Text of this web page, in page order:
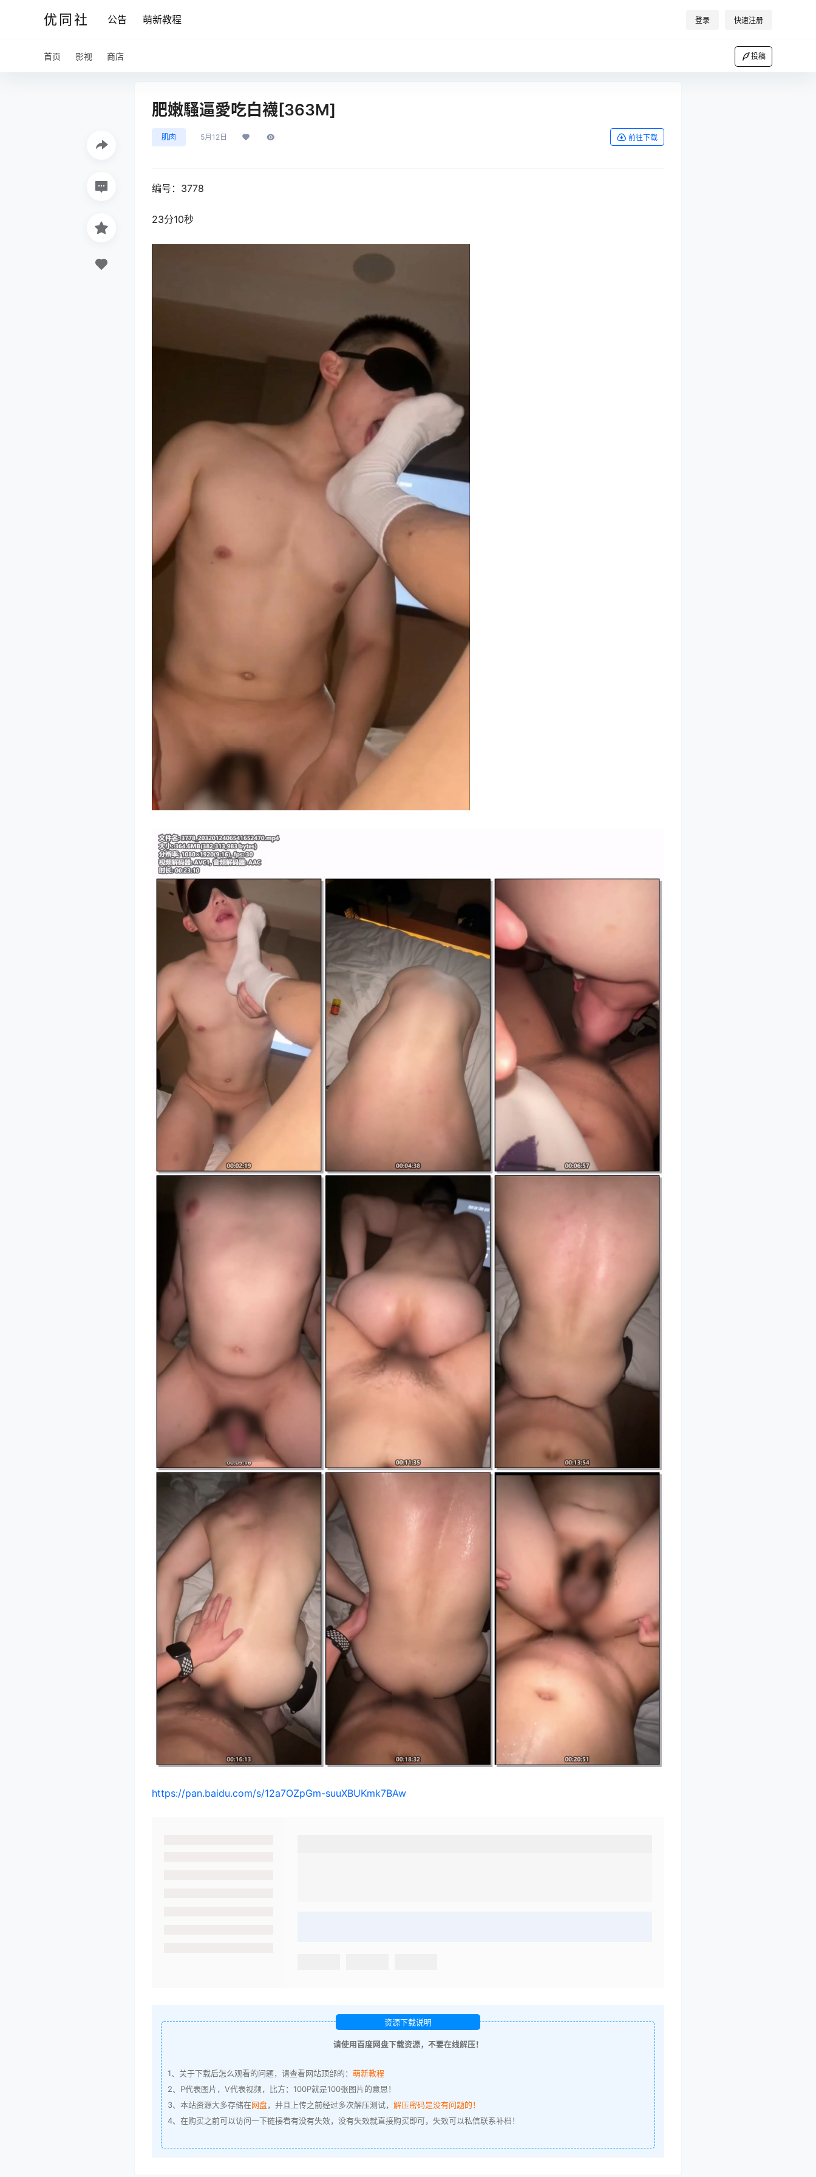
优同社 公告 萌新教程 登录 快速注册
首页 影视 商店 投稿
肥嫩騷逼愛吃白襪[363M]
肌肉 5月12日 前往下载
编号：3778
23分10秒
https://pan.baidu.com/s/12a7OZpGm-suuXBUKmk7BAw
资源下载说明
请使用百度网盘下载资源，不要在线解压！
1、关于下载后怎么观看的问题，请查看网站顶部的： 萌新教程
2、P代表图片，V代表视频，比方：100P就是100张图片的意思！
3、本站资源大多存储在网盘，并且上传之前经过多次解压测试， 解压密码是没有问题的！
4、在购买之前可以访问一下链接看有没有失效，没有失效就直接购买即可，失效可以私信联系补档！